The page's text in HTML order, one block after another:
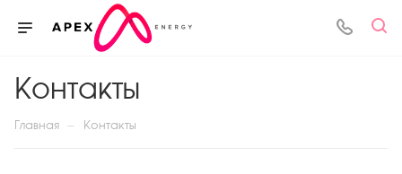
Контакты
Главная — Контакты